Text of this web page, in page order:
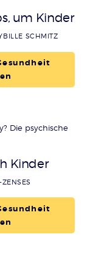
um Kinder
SCHMITZ
Die psychische
Kinder